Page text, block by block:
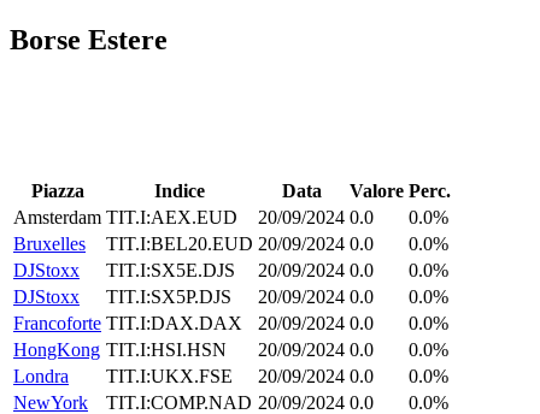
Borse Estere
Piazza Indice Data Valore Perc.
Amsterdam TIT.I:AEX.EUD 20/09/2024 0.0
0.0%
Bruxelles
TIT.I:BEL20.EUD 20/09/2024 0.0
0.0%
DJStoxx
TIT.I:SX5E.DJS 20/09/2024 0.0
0.0%
DJStoxx
TIT.I:SX5P.DJS 20/09/2024 0.0
0.0%
Francoforte TIT.I:DAX.DAX 20/09/2024 0.0
0.0%
HongKong TIT.I:HSI.HSN 20/09/2024 0.0
0.0%
Londra
TIT.I:UKX.FSE 20/09/2024 0.0
0.0%
NewYork
TIT.I:COMP.NAD 20/09/2024 0.0
0.0%